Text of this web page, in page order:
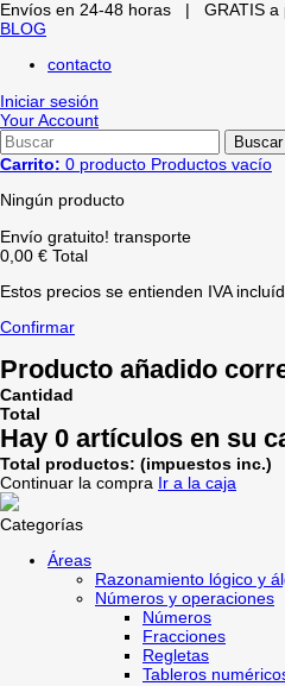
Envíos en 24-48 horas | GRATIS
BLOG
contacto
Iniciar sesión
Your Account
Buscar
Carrito: 0 producto Productos vacío
Ningún producto
Envío gratuito! transporte
0,00 € Total
Estos precios se entienden IVA
Confirmar
Producto añadido
Cantidad
Total
Hay 0 artículos en su
Total productos: (impuestos inc.)
Continuar la compra Ir a la caja
Categorías
Áreas
Razonamiento lógico y
Números y operaciones
Números
Fracciones
Regletas
Tableros